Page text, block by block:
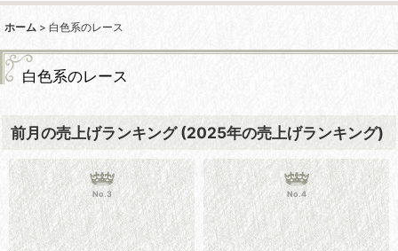
ホーム > 白色系のレース
白色系のレース
前月の売上げランキング (2025年の売上げランキング)
No.3 No.4